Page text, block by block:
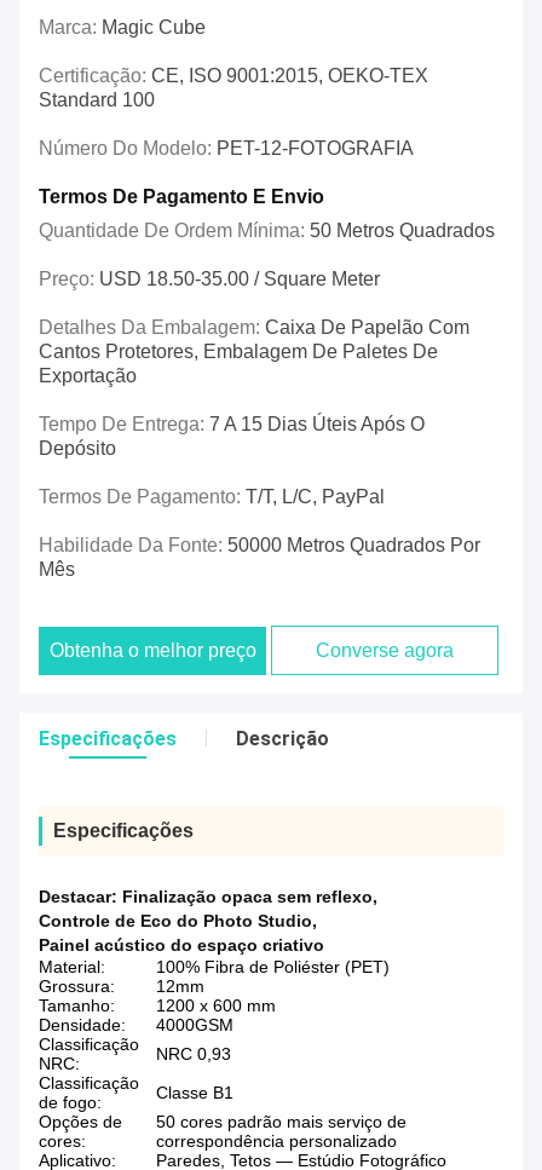
Marca: Magic Cube
Certificação: CE, ISO 9001:2015, OEKO-TEX
Standard 100
Número Do Modelo: PET-12-FOTOGRAFIA
Termos De Pagamento E Envio
Quantidade De Ordem Mínima: 50 Metros Quadrados
Preço: USD 18.50-35.00 / Square Meter
Detalhes Da Embalagem: Caixa De Papelão Com
Cantos Protetores, Embalagem De Paletes De
Exportação
Tempo De Entrega: 7 A 15 Dias Úteis Após O
Depósito
Termos De Pagamento: T/T, L/C, PayPal
Habilidade Da Fonte: 50000 Metros Quadrados Por
Mês
Obtenha o melhor preço Converse agora
Especificações Descrição
Especificações
Destacar: Finalização opaca sem reflexo,
Controle de Eco do Photo Studio,
Painel acústico do espaço criativo
Material:
100% Fibra de Poliéster (PET)
Grossura:
12mm
Tamanho:
1200 x 600 mm
Densidade:
4000GSM
Classificação
NRC:
NRC 0,93
Classificação
de fogo:
Classe B1
Opções de
cores:
50 cores padrão mais serviço de
correspondência personalizado
Aplicativo:
Paredes, Tetos — Estúdio Fotográfico